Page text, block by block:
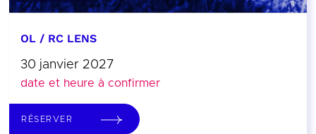
OL / RC LENS
30 janvier 2027
date et heure à confirmer
RÉSERVER